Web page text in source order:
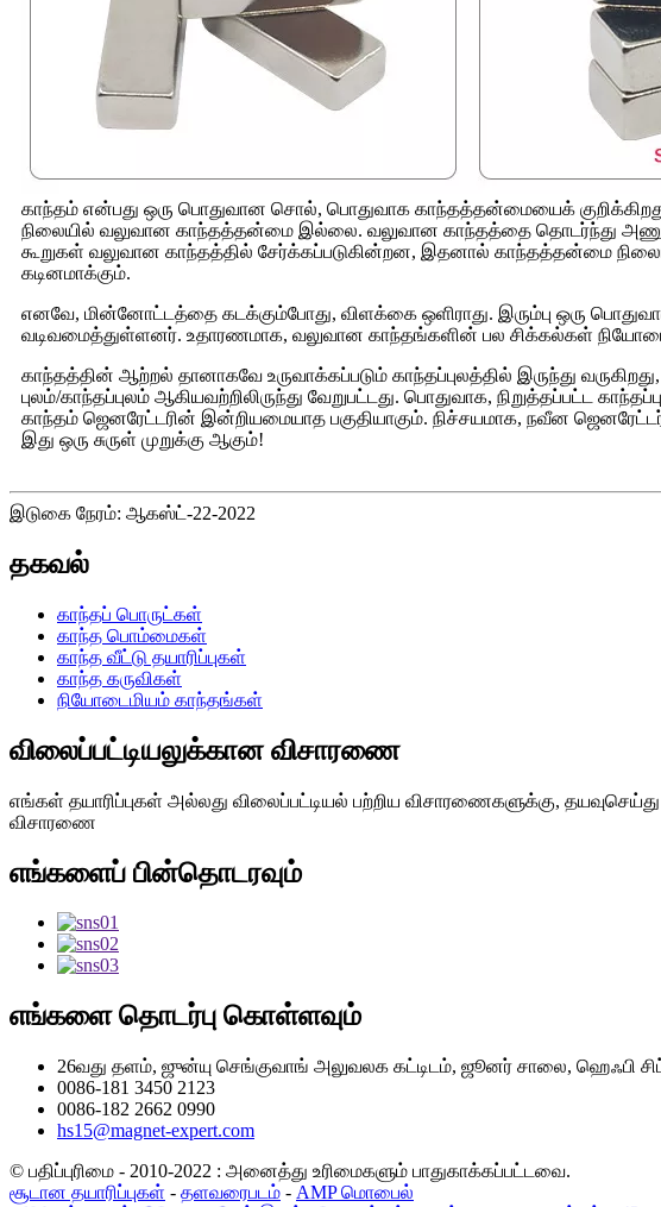
காந்தம் என்பது ஒரு பொதுவான சொல், பொதுவாக காந்தத்தன்மையைக்
நிலையில் வலுவான காந்தத்தன்மை இல்லை. வலுவான காந்தத்தை தொடர்ந்து
கூறுகள் வலுவான காந்தத்தில் சேர்க்கப்படுகின்றன, இதனால் காந்தத்தன்மை
கடினமாக்கும்.
எனவே, மின்னோட்டத்தை கடக்கும்போது, ​​​​விளக்கை ஒளிராது. இரும்பு ஒரு
வடிவமைத்துள்ளனர். உதாரணமாக, வலுவான காந்தங்களின் பல சிக்கல்கள்
காந்தத்தின் ஆற்றல் தானாகவே உருவாக்கப்படும் காந்தப்புலத்தில் இருந்து
புலம்/காந்தப்புலம் ஆகியவற்றிலிருந்து வேறுபட்டது. பொதுவாக, நிறுத்தப்பட்ட
காந்தம் ஜெனரேட்டரின் இன்றியமையாத பகுதியாகும். நிச்சயமாக, நவீன
இது ஒரு சுருள் முறுக்கு ஆகும்!
இடுகை நேரம்: ஆகஸ்ட்-22-2022
தகவல்
காந்தப் பொருட்கள்
காந்த பொம்மைகள்
காந்த வீட்டு தயாரிப்புகள்
காந்த கருவிகள்
நியோடைமியம் காந்தங்கள்
விலைப்பட்டியலுக்கான விசாரணை
எங்கள் தயாரிப்புகள் அல்லது விலைப்பட்டியல் பற்றிய விசாரணைகளுக்கு,
விசாரணை
எங்களைப் பின்தொடரவும்
எங்களை தொடர்பு கொள்ளவும்
26வது தளம், ஜுன்யு செங்குவாங் அலுவலக கட்டிடம், ஜூனர் சாலை, ஹெஃபி
0086-181 3450 2123
0086-182 2662 0990
hs15@magnet-expert.com
© பதிப்புரிமை - 2010-2022 : அனைத்து உரிமைகளும் பாதுகாக்கப்பட்டவை.
சூடான தயாரிப்புகள் - தளவரைபடம் - AMP மொபைல்